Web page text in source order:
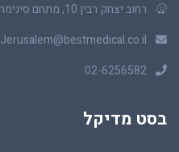
רחוב יצחק רבין 10, מתחם סינימה סיטי ירושלים
Jerusalem@bestmedical.co.il
02-6256582
בסט מדיקל